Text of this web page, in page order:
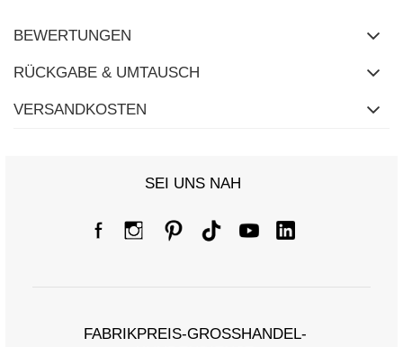
BEWERTUNGEN
RÜCKGABE & UMTAUSCH
VERSANDKOSTEN
SEI UNS NAH
FABRIKPREIS-GROSSHANDEL-K